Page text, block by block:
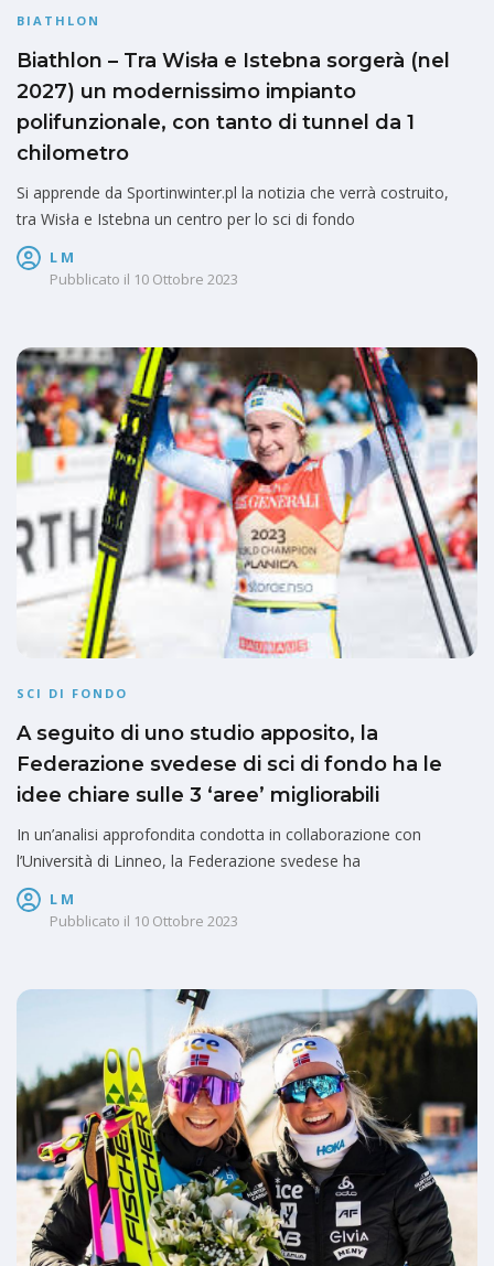
BIATHLON
Biathlon – Tra Wisła e Istebna sorgerà (nel
2027) un modernissimo impianto
polifunzionale, con tanto di tunnel da 1
chilometro
Si apprende da Sportinwinter.pl la notizia che verrà costruito,
tra Wisła e Istebna un centro per lo sci di fondo
L M
Pubblicato il 10 Ottobre 2023
SCI DI FONDO
A seguito di uno studio apposito, la
Federazione svedese di sci di fondo ha le
idee chiare sulle 3 ‘aree’ migliorabili
In un’analisi approfondita condotta in collaborazione con
l’Università di Linneo, la Federazione svedese ha
L M
Pubblicato il 10 Ottobre 2023